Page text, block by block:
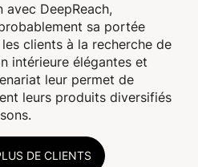
DeepReach,
sa portée
clients à la recherche de
intérieure élégantes et
leur permet de
leurs produits diversifiés
DE CLIENTS